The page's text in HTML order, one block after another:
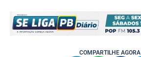
COMPARTILHE AGORA